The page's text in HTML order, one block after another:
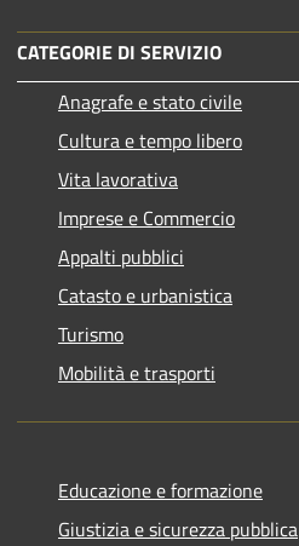
CATEGORIE DI SERVIZIO
Anagrafe e stato civile
Cultura e tempo libero
Vita lavorativa
Imprese e Commercio
Appalti pubblici
Catasto e urbanistica
Turismo
Mobilità e trasporti
Educazione e formazione
Giustizia e sicurezza pubblica